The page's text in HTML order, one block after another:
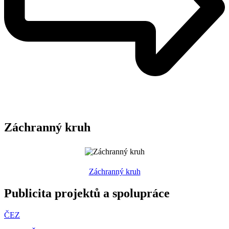
Záchranný kruh
Záchranný kruh
Publicita projektů a spolupráce
ČEZ